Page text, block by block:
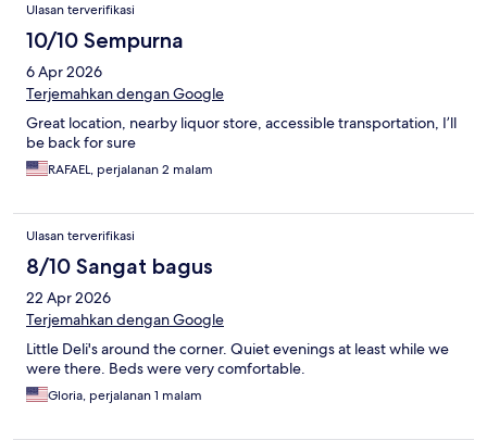
Ulasan terverifikasi
10/10 Sempurna
6 Apr 2026
Terjemahkan dengan Google
Great location, nearby liquor store, accessible transportation, I’ll
be back for sure
RAFAEL, perjalanan 2 malam
Ulasan terverifikasi
8/10 Sangat bagus
22 Apr 2026
Terjemahkan dengan Google
Little Deli's around the corner. Quiet evenings at least while we
were there. Beds were very comfortable.
Gloria, perjalanan 1 malam